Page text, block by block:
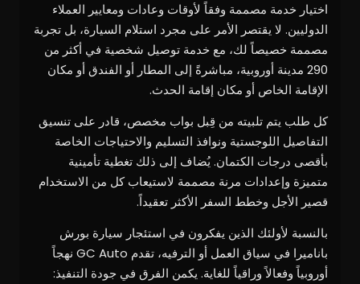
اختيار خدمة مصممة وفقاً لأوقات وعادات ومعايير العملاء
الدوليين. لا يقتصر الأمر على مجرد استلام السيارة، بل تجربة
مصممة خصيصاً لك، مع خدمة توصيل شخصية في أكثر من
290 مدينة أوروبية، مباشرةً إلى المطار أو الفندق أو مكان
الإقامة الخاص أو مكان إقامة الحدث.
كل طلب يتم تلبيته من قِبل بواب مخصص، قادر على تنسيق
التفاصيل اللوجستية ونوافذ التسليم والاحتياجات الخاصة
بأقصى درجات الكتمان. يُضاف إلى ذلك تغطية تأمينية
متميزة وإعدادات مرنة مصممة لاستيعاب كل من الاستخدام
قصير الأجل وخطط السفر الأكثر تعقيداً.
بالنسبة لأولئك الذين يفكرون في استئجار سيارة بورش
باناميرا في سياق العمل أو الترفيه، تقدم GC Auto نهجاً
أوروبياً وفعالاً وراقياً للغاية. يكمن الفرق في جودة التنفيذ: